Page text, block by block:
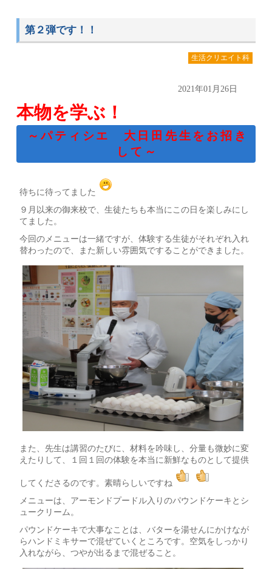
第２弾です！！
生活クリエイト科
2021年01月26日
本物を学ぶ！
～パティシエ 大日田先生をお招き
して～
待ちに待ってました
９月以来の御来校で、生徒たちも本当にこの日を楽しみにし
てました。
今回のメニューは一緒ですが、体験する生徒がそれぞれ入れ
替わったので、また新しい雰囲気ですることができました。
また、先生は講習のたびに、材料を吟味し、分量も微妙に変
えたりして、１回１回の体験を本当に新鮮なものとして提供
してくださるのです。素晴らしいですね
メニューは、アーモンドプードル入りのパウンドケーキとシ
ュークリーム。
パウンドケーキで大事なことは、バターを湯せんにかけなが
らハンドミキサーで混ぜていくところです。空気をしっかり
入れながら、つやが出るまで混ぜること。